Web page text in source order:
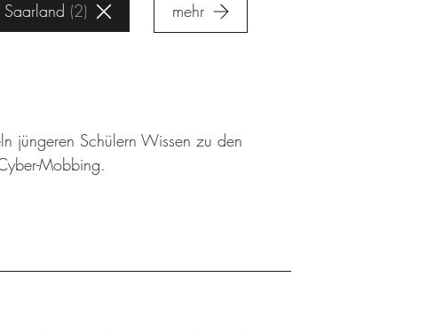
Saarland 2 mehr
jüngeren Schülern Wissen zu den
Mobbing.